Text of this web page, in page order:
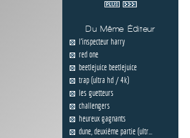
Du Même Éditeur
l'inspecteur harry
red one
beetlejuice beetlejuice
trap (ultra hd / 4k)
les guetteurs
challengers
heureux gagnants
dune, deuxième partie (ultr...